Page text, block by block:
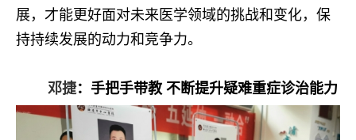
展，才能更好面对未来医学领域的挑战和变化，保
持持续发展的动力和竞争力。
邓捷：手把手带教 不断提升疑难重症诊治能力